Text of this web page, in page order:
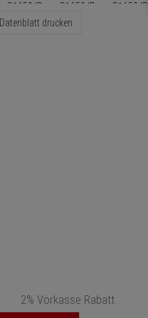
Datenblatt drucken
2% Vorkasse Rabatt